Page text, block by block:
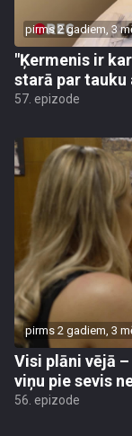
pirms 2 gadiem, 3
"Ķermenis ir
starā par
57. epizode
pirms 2 gadiem, 3
Visi plāni vējā
viņu pie sevis
56. epizode